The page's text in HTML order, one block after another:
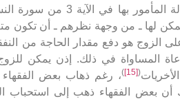
إن أكثر الفقهاء من الشيعة لم يذكروا
لها ـ من وجهة نظرهم ـ أن تكون
الزوج هو دفع مقدار الحاجة من
المساواة في ذلك. إذن يمكن للزوج
(
[15]
)، رغم ذهاب بعض الفقهاء
بعض الفقهاء ذهب إلى استحباب